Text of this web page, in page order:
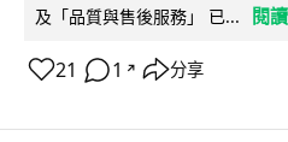
及「品質與售後服務」 已...
閱
21 1 ↗ 分享